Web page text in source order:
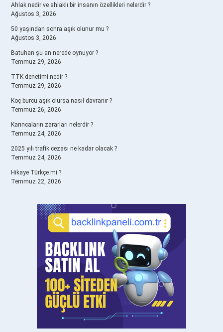
Ahlak nedir ve ahlaklı bir insanın özellikleri nelerdir ?
Ağustos 3, 2026
50 yaşından sonra aşık olunur mu ?
Ağustos 3, 2026
Batuhan şu an nerede oynuyor ?
Temmuz 29, 2026
TTK denetimi nedir ?
Temmuz 29, 2026
Koç burcu aşık olursa nasıl davranır ?
Temmuz 26, 2026
Karıncaların zararları nelerdir ?
Temmuz 24, 2026
2025 yılı trafik cezası ne kadar olacak ?
Temmuz 24, 2026
Hikaye Türkçe mi ?
Temmuz 22, 2026